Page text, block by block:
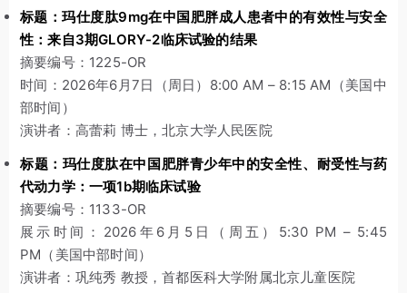
标题：玛仕度肽9mg在中国肥胖成人患者中的有效性与安全
性：来自3期GLORY-2临床试验的结果
摘要编号：1225-OR
时间：2026年6月7日（周日）8:00 AM – 8:15 AM（美国中
部时间）
演讲者：高蕾莉 博士，北京大学人民医院
标题：玛仕度肽在中国肥胖青少年中的安全性、耐受性与药
代动力学：一项1b期临床试验
摘要编号：1133-OR
展示时间：2026年6月5日（周五）5:30 PM – 5:45
PM（美国中部时间）
演讲者：巩纯秀 教授，首都医科大学附属北京儿童医院